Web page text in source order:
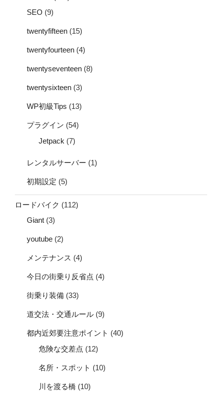
SEO (9)
twentyfifteen (15)
twentyfourteen (4)
twentyseventeen (8)
twentysixteen (3)
WP初級Tips (13)
プラグイン (54)
Jetpack (7)
レンタルサーバー (1)
初期設定 (5)
ロードバイク (112)
Giant (3)
youtube (2)
メンテナンス (4)
今日の街乗り反省点 (4)
街乗り装備 (33)
道交法・交通ルール (9)
都内近郊要注意ポイント (40)
危険な交差点 (12)
名所・スポット (10)
川を渡る橋 (10)